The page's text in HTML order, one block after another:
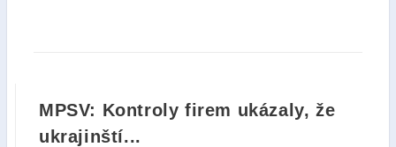
MPSV: Kontroly firem ukázaly, že
ukrajinští...